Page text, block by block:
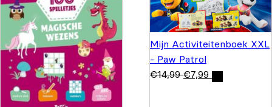
Mijn Activiteitenboek XXL
- Paw Patrol
€14,99 €7,99